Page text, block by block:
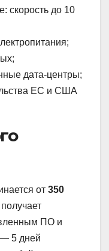
скорость до 10
дата-центры;
ЕС и США
от 350
ПО и
— 5 дней